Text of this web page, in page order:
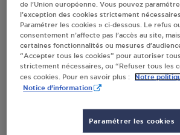
Villes
PROXI - VINCENT POUZENC
LES MONTAGNE
1 ESPACE DES MURIERS
S'Y RENDRE
de l’Union européenne. Vous pouvez
l’exception des cookies strictement
Paramétrer les cookies » ci-dessous. Le refus
consentement n’affecte pas l’accès au site,
certaines fonctionnalités ou mesures
“Accepter tous les cookies” pour autoriser
strictement nécessaires, ou “Refuser tous les
ces cookies. Pour en savoir plus :
Notre
Notice d'information
Paramétrer les cookies